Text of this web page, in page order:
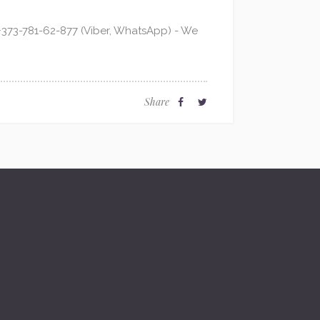
781-62-877 (Viber, WhatsApp) - We
Share